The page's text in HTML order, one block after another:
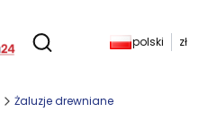
Otwórz wyszukiwarkę
Produkty w
polski zł
Żaluzje drewniane